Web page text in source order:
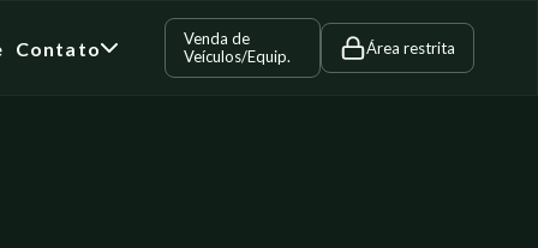
Contato
Venda de
Veículos/Equip.
Área restrita